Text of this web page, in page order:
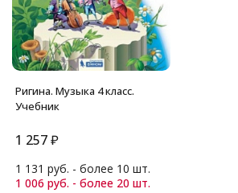
Ригина. Музыка 4 класс.
Учебник
1 257₽
1 131 руб. - более 10 шт.
1 006 руб. - более 20 шт.